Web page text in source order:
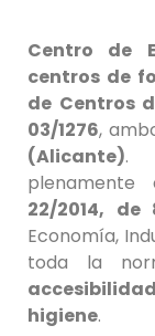
Centro de
centros de
de Centros
03/1276,
(Alicante).
22/2014,
Economía,
toda la
higiene.